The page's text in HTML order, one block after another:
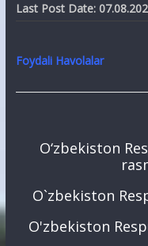
Last Post Date:
Foydali Havolalar
O‘zbekiston
O`zbekiston
O'zbekiston